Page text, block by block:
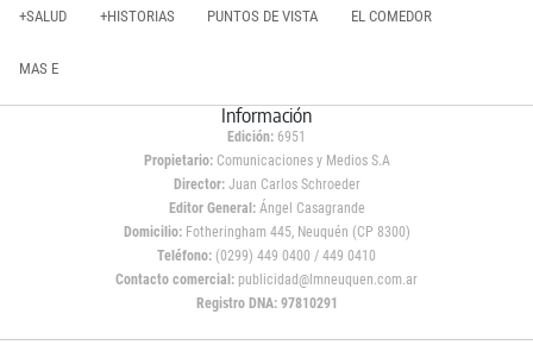
+SALUD +HISTORIAS PUNTOS DE VISTA EL COMEDOR
MAS E
Información
Edición: 6951
Propietario:Comunicaciones y Medios S.A
Director: Juan Carlos Schroeder
Editor General:Ángel Casagrande
Domicilio:Fotheringham 445, Neuquén (CP 8300)
Teléfono: (0299) 449 0400 / 449 0410
Contacto comercial: publicidad@lmneuquen.com.ar
Registro DNA: 97810291